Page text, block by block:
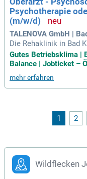
nvollen und
Psychotherapie
(m/w/d)
TALENOVA GmbH |
Die Rehaklinik in Bad
d) für
Psychiatrie und
krankungen. Sie
eutischen Standards
hrungsverantwortung
Ihrer Aufgabe. Wenn
Gutes Betriebsklima |
Balance | Jobticket –
mehr erfahren
1 2
Wildflecken